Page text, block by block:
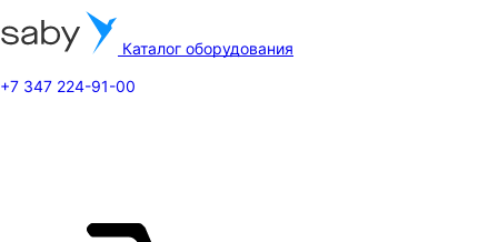
Каталог оборудования
+7 347 224-91-00